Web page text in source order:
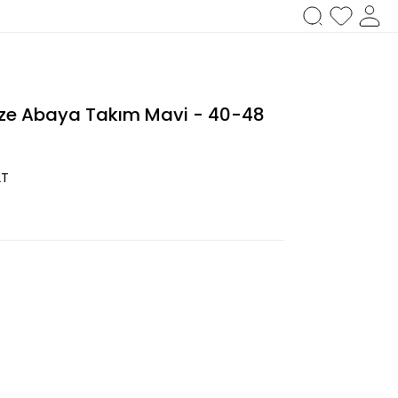
Abaya Takım Mavi - 40-48